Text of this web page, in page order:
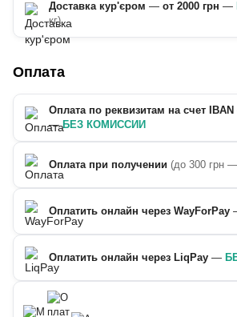
Доставка кур'єром — от 2000 грн —
кг)
Оплата
Оплата по реквизитам на счет IBAN
—БЕЗ КОМИССИИ
Оплата при получении (до 300 грн
Оплатить онлайн через WayForPay
Оплатить онлайн через LiqPay —